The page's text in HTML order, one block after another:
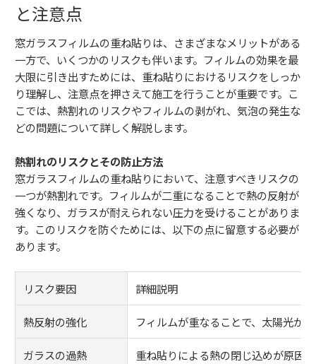
と注意点
窓ガラスフィルムの重ね貼りは、さまざまなメリットがある
一方で、いくつかのリスクも伴います。フィルムの効果を最
大限に引き出すためには、重ね貼りにおけるリスクをしっか
り理解し、注意点を押さえて施工を行うことが重要です。こ
こでは、熱割れのリスクやフィルムの剥がれ、気泡の発生な
どの問題について詳しく解説します。
熱割れのリスクとその防止方法
窓ガラスフィルムの重ね貼りにおいて、注意すべきリスクの
一つが熱割れです。フィルムが二重になることで熱の反射が
強くなり、ガラスが耐えられない圧力を受けることがありま
す。このリスクを防ぐためには、以下の点に留意する必要が
あります。
リスク要因 詳細説明
熱反射の強化 フィルムが重なることで、太陽光が
ガラスの過熱 重ね貼りによる熱の閉じ込めが原因